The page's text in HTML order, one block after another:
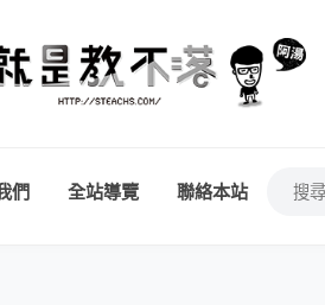
們 全站導覽 聯絡本站